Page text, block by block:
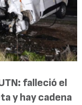
falleció el
y hay cadena